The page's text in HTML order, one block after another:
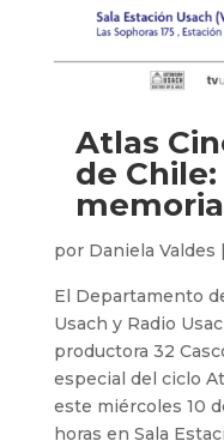
Atlas
de Chile:
por Daniela Valdes |
El Departamento
Usach y Radio
productora 32
especial del ciclo
este miércoles 10
horas en Sala